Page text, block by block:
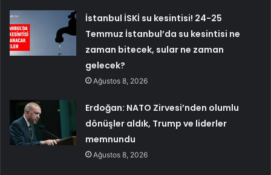
İstanbul İSKİ su kesintisi! 24-25
Temmuz İstanbul’da su kesintisi ne
zaman bitecek, sular ne zaman
gelecek?
Ağustos 8, 2026
Erdoğan: NATO Zirvesi’nden olumlu
dönüşler aldık, Trump ve liderler
memnundu
Ağustos 8, 2026